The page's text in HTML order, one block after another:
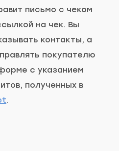
письмо с чеком
на чек. Вы
контакты, а
покупателю
с указанием
полученных в
.